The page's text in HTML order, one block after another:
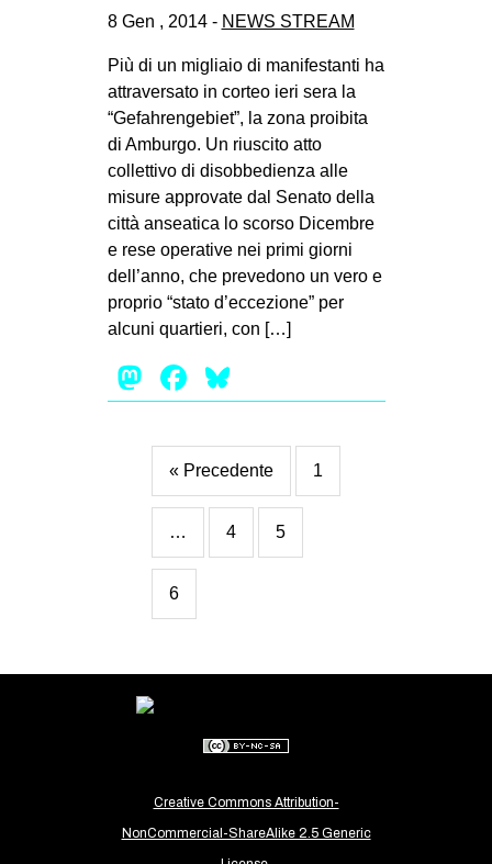
8 Gen , 2014 - NEWS STREAM
Più di un migliaio di manifestanti ha
attraversato in corteo ieri sera la
“Gefahrengebiet”, la zona proibita
di Amburgo. Un riuscito atto
collettivo di disobbedienza alle
misure approvate dal Senato della
città anseatica lo scorso Dicembre
e rese operative nei primi giorni
dell’anno, che prevedono un vero e
proprio “stato d’eccezione” per
alcuni quartieri, con […]
Mastodon
Facebook
« Precedente 1
… 4 5
6
Creative Commons Attribution-
NonCommercial-ShareAlike 2.5 Generic